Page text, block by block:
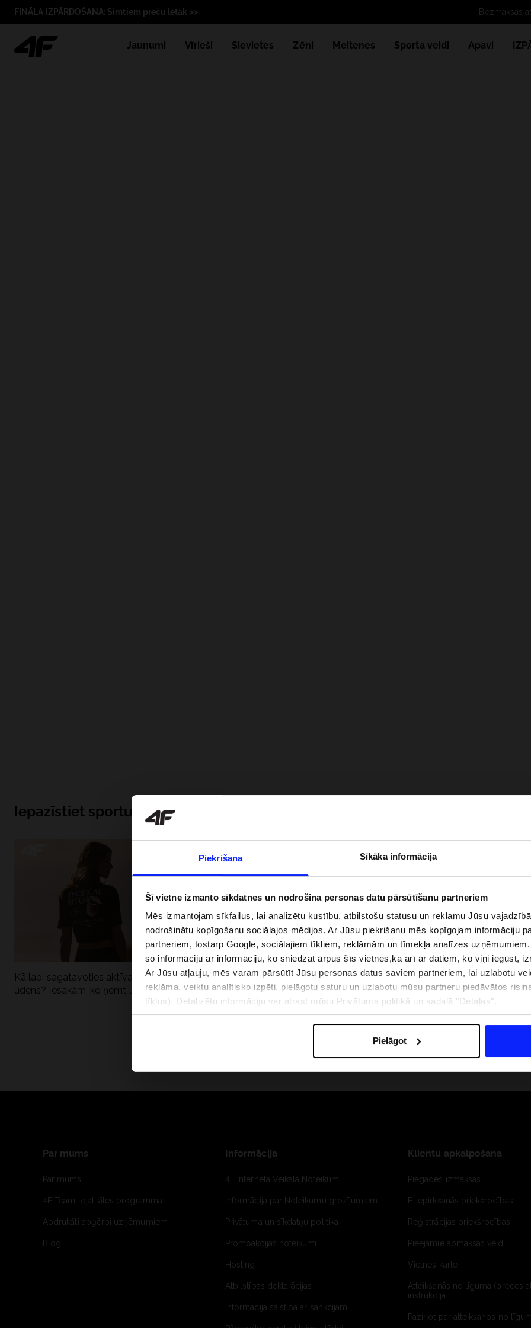
Piekrišana Sīkāka informācija
Šī vietne izmanto sīkdatnes un nodrošina personas datu pārsūtīšanu partneriem
Mēs izmantojam sīkfailus, lai analizētu kustību, atbilstošu statusu un reklamu Jūsu
nodrošinātu kopīgošanu sociālajos mēdijos. Ar Jūsu piekrišanu mēs kopīgojam informāciju
partneriem, tostarp Google, sociālajiem tīkliem, reklāmām un tīmekļa analīzes
so informāciju ar informāciju, ko sniedzat ārpus šīs vietnes,ka arī ar datiem, ko viņi iegūst,
Ar Jūsu atļauju, mēs varam pārsūtīt Jūsu personas datus saviem partneriem, lai uzlabotu
reklāma, veiktu analītisko izpēti, pielāgotu saturu un uzlabotu mūsu partneru piedāvātos
tīklus). Detalizētu informāciju var atrast mūsu Privātuma politikā un sadaļā "Detaļas".
Pielāgot
FINĀLA IZPĀRDOŠANA: Simtiem preču lētāk >> Bezmaksas
Jaunumi Vīrieši Sievietes Zēni Meitenes Sporta veidi Apavi
Iepazīstiet sportu no iekšpuses
Kā labi sagatavoties aktīvai dienai pie
ūdens? Iesakām, ko ņemt līdzi
Kāpēc UV aizsardzībai pie ūdens jābūt
dubultai: UPF apģērbs + SPF
Jaunā 4F tenisa un padela kolekcija.
Sportiska funkcionalitāte satiekas ar
mūsdienīgu stilu
VEIKALU ADRESES B2B 4F TEAM LOJALITĀTES
Par mums
Par mums
4F Team lojalitātes programma
Apdrukāti apģērbi uzņēmumiem
Blog
Informācija
4F Interneta Veikala Noteikumi
Informācija par Noteikumu grozījumiem
Privātuma un sīkdatņu politika
Promoakcijas noteikumi
Hosting
Atbilstības deklarācijas
Informācija saistībā ar sankcijām
Klientu apkalpošana
Piegādes izmaksas
E-iepirkšanās priekšrocības
Reģistrācijas priekšrocības
Pieejamie apmaksas veidi
Vietnes karte
Atteikšanās no līguma (preces
instrukcija
Paziņot par atteikšanos no